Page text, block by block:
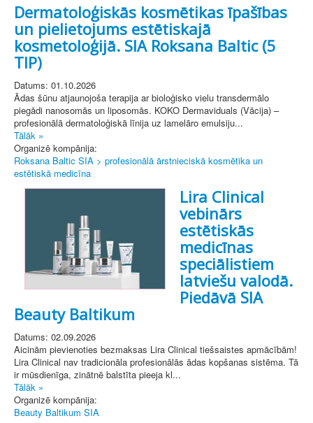
Dermatoloģiskās kosmētikas īpašības
un pielietojums estētiskajā
kosmetoloģijā. SIA Roksana Baltic (5
TIP)
Datums: 01.10.2026
Ādas šūnu atjaunojoša terapija ar bioloģisko vielu transdermālo
piegādi nanosomās un liposomās. KOKO Dermaviduals (Vācija) –
profesionālā dermatoloģiskā līnija uz lamelāro emulsiju...
Tālāk »
Organizē kompānija:
Roksana Baltic SIA > profesionālā ārstnieciskā kosmētika un
estētiskā medicīna
Lira Clinical
vebinārs
estētiskās
medicīnas
speciālistiem
latviešu valodā.
Piedāvā SIA
Beauty Baltikum
Datums: 02.09.2026
Aicinām pievienoties bezmaksas Lira Clinical tiešsaistes apmācībām!
Lira Clinical nav tradicionāla profesionālās ādas kopšanas sistēma. Tā
ir mūsdienīga, zinātnē balstīta pieeja kl...
Tālāk »
Organizē kompānija:
Beauty Baltikum SIA